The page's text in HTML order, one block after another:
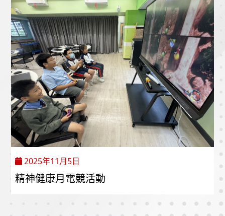
2025年11月5日
精神健康月電競活動